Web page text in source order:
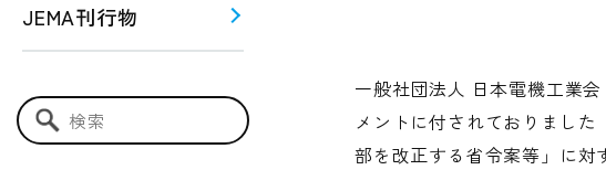
JEMA刊行物
検索キーワード入力
連
！
一般社団法人 日本電機工業
メントに付されておりまし
部を改正する省令案等」に対